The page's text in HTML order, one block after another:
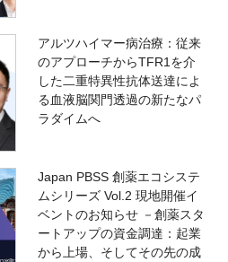
アルツハイマー病治療：従来
のアプローチからTFR1を介
した二重特異性抗体送達によ
る血液脳関門透過の新たなパ
ラダイムへ
Japan PBSS 創薬エコシステ
ムシリーズ Vol.2 現地開催イ
ベントのお知らせ －創薬スタ
ートアップの資金調達：起業
から上場、そしてその先の成